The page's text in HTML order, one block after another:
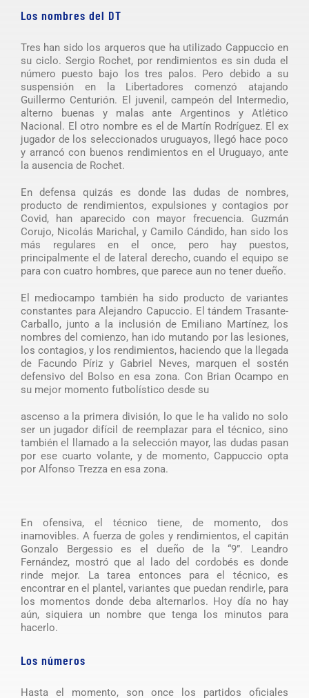
Los nombres del DT
Tres han sido los arqueros que ha utilizado Cappuccio en
su ciclo. Sergio Rochet, por rendimientos es sin duda el
número puesto bajo los tres palos. Pero debido a su
suspensión en la Libertadores comenzó atajando
Guillermo Centurión. El juvenil, campeón del Intermedio,
alterno buenas y malas ante Argentinos y Atlético
Nacional. El otro nombre es el de Martín Rodríguez. El ex
jugador de los seleccionados uruguayos, llegó hace poco
y arrancó con buenos rendimientos en el Uruguayo, ante
la ausencia de Rochet.
En defensa quizás es donde las dudas de nombres,
producto de rendimientos, expulsiones y contagios por
Covid, han aparecido con mayor frecuencia. Guzmán
Corujo, Nicolás Marichal, y Camilo Cándido, han sido los
más regulares en el once, pero hay puestos,
principalmente el de lateral derecho, cuando el equipo se
para con cuatro hombres, que parece aun no tener dueño.
El mediocampo también ha sido producto de variantes
constantes para Alejandro Capuccio. El tándem Trasante-
Carballo, junto a la inclusión de Emiliano Martínez, los
nombres del comienzo, han ido mutando por las lesiones,
los contagios, y los rendimientos, haciendo que la llegada
de Facundo Píriz y Gabriel Neves, marquen el sostén
defensivo del Bolso en esa zona. Con Brian Ocampo en
su mejor momento futbolístico desde su
ascenso a la primera división, lo que le ha valido no solo
ser un jugador difícil de reemplazar para el técnico, sino
también el llamado a la selección mayor, las dudas pasan
por ese cuarto volante, y de momento, Cappuccio opta
por Alfonso Trezza en esa zona.
En ofensiva, el técnico tiene, de momento, dos
inamovibles. A fuerza de goles y rendimientos, el capitán
Gonzalo Bergessio es el dueño de la “9”. Leandro
Fernández, mostró que al lado del cordobés es donde
rinde mejor. La tarea entonces para el técnico, es
encontrar en el plantel, variantes que puedan rendirle, para
los momentos donde deba alternarlos. Hoy día no hay
aún, siquiera un nombre que tenga los minutos para
hacerlo.
Los números
Hasta el momento, son once los partidos oficiales